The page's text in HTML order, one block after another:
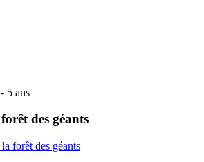
5 ans
des géants
forêt des géants